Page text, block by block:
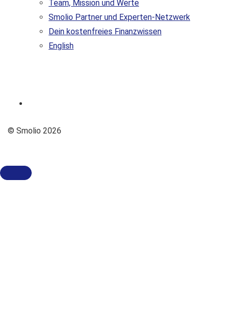
Team, Mission und Werte
Smolio Partner und Experten-Netzwerk
Dein kostenfreies Finanzwissen
English
© Smolio 2026